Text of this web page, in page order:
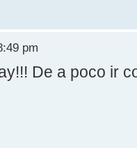
pm
De a poco ir